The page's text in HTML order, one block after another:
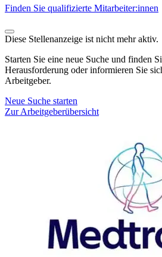
Finden Sie qualifizierte Mitarbeiter:innen
Diese Stellenanzeige ist nicht mehr aktiv.
Starten Sie eine neue Suche und finden
Herausforderung oder informieren Sie
Arbeitgeber.
Neue Suche starten
Zur Arbeitgeberübersicht